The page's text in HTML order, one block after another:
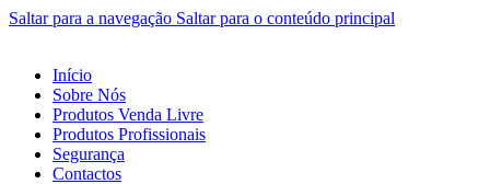
Saltar para a navegação Saltar para o conteúdo principal
Início
Sobre Nós
Produtos Venda Livre
Produtos Profissionais
Segurança
Contactos